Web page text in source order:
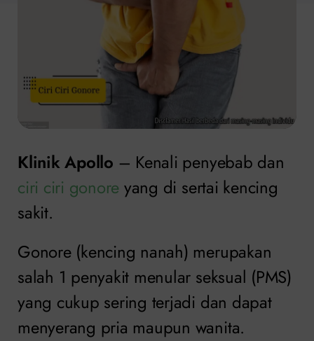
Klinik Apollo – Kenali penyebab dan
ciri ciri gonore yang di sertai kencing
sakit.
Gonore (kencing nanah) merupakan
salah 1 penyakit menular seksual (PMS)
yang cukup sering terjadi dan dapat
menyerang pria maupun wanita.